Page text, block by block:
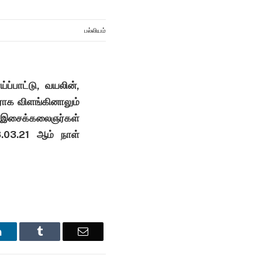
பல்லியம்
வயலின்,
விளங்கினாலும்
இசைக்கலைஞர்கள்
ஆம் நாள்
LinkedIn Tumblr Email